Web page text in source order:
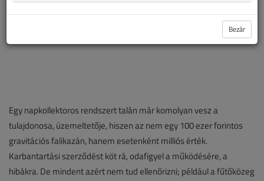
Egy napkollektoros rendszert talán már komolyan vesz a
tulajdonosa, üzemeltetője, hiszen az nem egy 100 ezer forintos
gravitációs falikazán, hanem esetenként milliós érték.
Karbantartási szerződést köt rá, odafigyel a működésére, a
hibákra. De mindent azért nem tud ellenőrizni; például a fűtőközeg
Bezár